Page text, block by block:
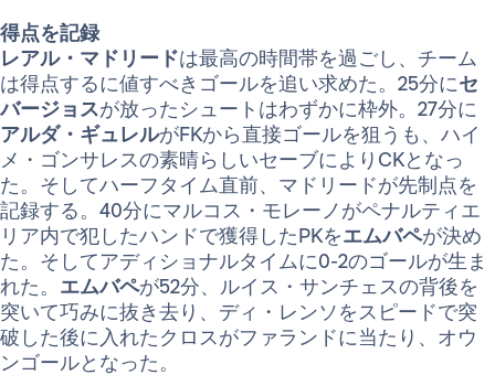
得点を記録
レアル・マドリードは最高の時間帯を過ごし、チーム
は得点するに値すべきゴールを追い求めた。25分にセ
バージョスが放ったシュートはわずかに枠外。27分に
アルダ・ギュレルがFKから直接ゴールを狙うも、ハイ
メ・ゴンサレスの素晴らしいセーブによりCKとなっ
た。そしてハーフタイム直前、マドリードが先制点を
記録する。40分にマルコス・モレーノがペナルティエ
リア内で犯したハンドで獲得したPKをエムバペが決め
た。そしてアディショナルタイムに0-2のゴールが生ま
れた。 エムバペが52分、ルイス・サンチェスの背後を
突いて巧みに抜き去り、ディ・レンソをスピードで突
破した後に入れたクロスがファランドに当たり、オウ
ンゴールとなった。